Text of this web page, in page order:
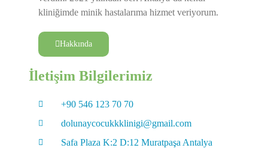
kliniğimde minik hastalarıma hizmet veriyorum.
Hakkında
İletişim Bilgilerimiz
+90 546 123 70 70
dolunaycocukkklinigi@gmail.com
Safa Plaza K:2 D:12 Muratpaşa Antalya